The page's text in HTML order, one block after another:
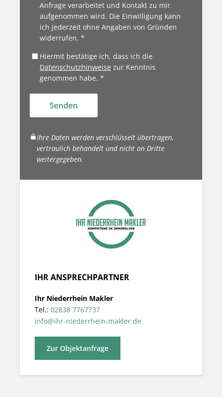
Anfrage verarbeitet und Kontakt zu mir
aufgenommen wird. Die Einwilligung kann
ich jederzeit ohne Angaben von Gründen
widerrufen. *
Hiermit bestätige ich, dass ich die
Datenschutzhinweise zur Kenntnis
genommen habe. *
Senden
Ihre Daten werden verschlüsselt übertragen,
vertraulich behandelt und nicht an Dritte
weitergegeben.
IHR ANSPRECHPARTNER
Ihr Niederrhein Makler
Tel.: 02838 7767737
info@ihr-niederrhein-makler.de
Zur Objektanfrage